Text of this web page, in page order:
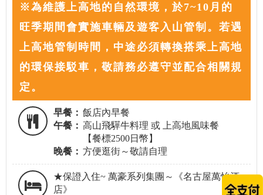
※為維護上高地的自然環境，於7~10月的
旺季期間會實施車輛及遊客入山管制。若遇
上高地管制時間，中途必須轉換搭乘上高地
的環保接駁車，敬請務必遵守並配合相關規
定。
早餐： 飯店內早餐
午餐： 高山飛驒牛料理 或 上高地風味餐
【餐標2500日幣】
晚餐： 方便逛街～敬請自理
★保證入住~ 萬豪系列集團～《名古屋萬怡酒
店》